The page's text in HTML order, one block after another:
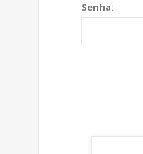
Senha: